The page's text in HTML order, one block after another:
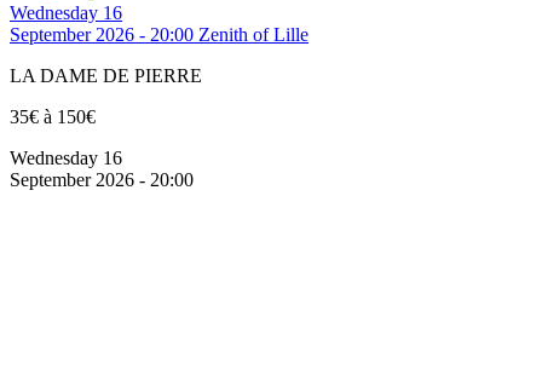
Wednesday 16
September 2026 - 20:00 Zenith of Lille
LA DAME DE PIERRE
35€ à 150€
Wednesday 16
September 2026 - 20:00